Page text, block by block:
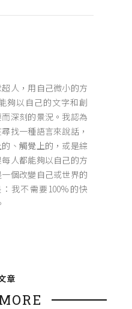
人，用自己微小的方
夠以自己的文字和創
深刻的景況。我認為
找一種語言來說話，
、觸覺上的，或是綜
人都能夠以自己的方
個改變自己或世界的
我不需要100%的快
章